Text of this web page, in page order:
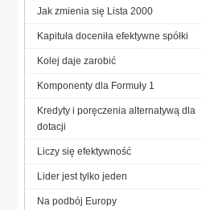
Jak zmienia się Lista 2000
Kapituła doceniła efektywne spółki
Kolej daje zarobić
Komponenty dla Formuły 1
Kredyty i poręczenia alternatywą dla
dotacji
Liczy się efektywność
Lider jest tylko jeden
Na podbój Europy